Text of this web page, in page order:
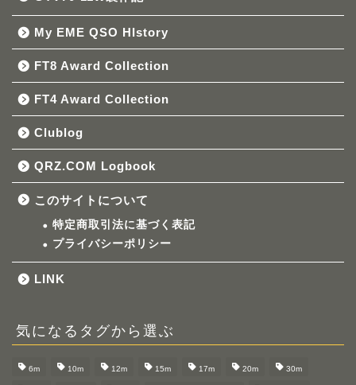
My EME QSO HIstory
FT8 Award Collection
FT4 Award Collection
Clublog
QRZ.COM Logbook
このサイトについて
特定商取引法に基づく表記
プライバシーポリシー
LINK
気になるタグから選ぶ
6m 10m 12m 15m 17m 20m 30m